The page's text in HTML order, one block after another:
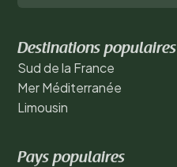
Destinations populaires
Sud de la France
Mer Méditerranée
Limousin
Pays populaires